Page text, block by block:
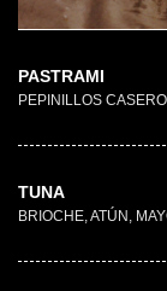
PASTRAMI
PEPINILLOS
TUNA
BRIOCHE, ATÚN,